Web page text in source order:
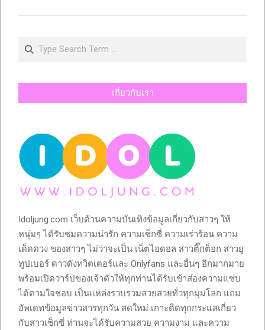
เกี่ยวกับเรา
Idoljung.com เว็บด้านความบันเทิงข้อมูลเกี่ยวกับสาวๆ ให้
หนุ่มๆ ได้รับชมความน่ารัก ความเซ็กซี่ ความเร่าร้อน ความ
เด็ดดวง ของสาวๆ ไม่ว่าจะเป็น เน็ตไอดอล สาวติ๊กต็อก สาวยู
ทูปเบอร์ ดาวดังทวิตเตอร์และ Onlyfans และอื่นๆ อีกมากมาย
พร้อมเปิดวาร์ปของเจ้าตัวให้ทุกท่านได้รับเข้าส่องความแซ่บ
ได้ตามใจชอบ เป็นแหล่งรวบรวมสวยสวยทั่วทุกมุมโลก แถม
อัพเดทข้อมูลข่าวสารทุกวัน สดใหม่ เกาะติดทุกกระแสเกี่ยว
กับสาวเซ็กซี่ ท่านจะได้รับความสวย ความงาม และความ